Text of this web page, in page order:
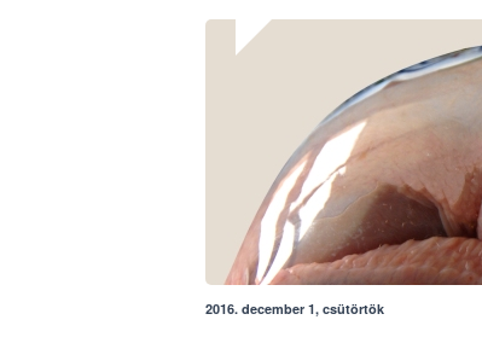
2016. december 1, csütörtök